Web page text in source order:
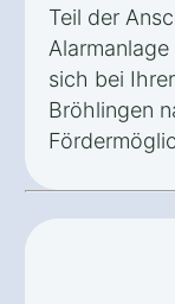
Teil der
sich bei
Bröhlingen